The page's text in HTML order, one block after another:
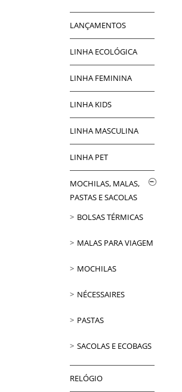
LANÇAMENTOS
LINHA ECOLÓGICA
LINHA FEMININA
LINHA KIDS
LINHA MASCULINA
LINHA PET
MOCHILAS, MALAS,
PASTAS E SACOLAS
BOLSAS TÉRMICAS
MALAS PARA VIAGEM
MOCHILAS
NÉCESSAIRES
PASTAS
SACOLAS E ECOBAGS
RELÓGIO